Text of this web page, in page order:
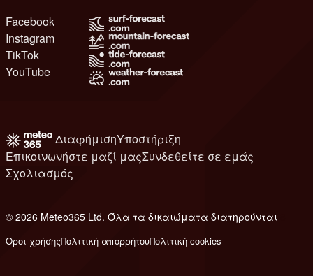
Facebook
Instagram
TikTok
YouTube
ΔιαφήμισηΥποστήριξη
Επικοινωνήστε μαζί μαςΣυνδεθείτε σε εμάς
Σχολιασμός
© 2026 Meteo365 Ltd. Όλα τα δικαιώματα διατηρούνται
Όροι χρήσηςΠολιτική απορρήτουΠολιτική cookies